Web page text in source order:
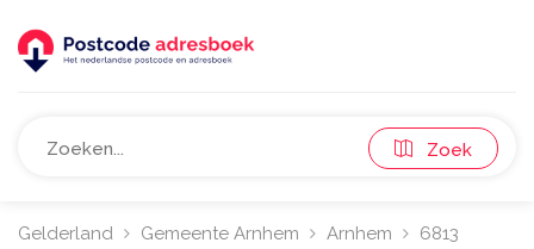
Zoek
Gelderland Gemeente Arnhem Arnhem 6813